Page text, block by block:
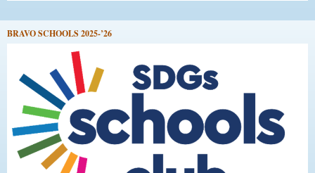
BRAVO SCHOOLS 2025-’26